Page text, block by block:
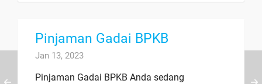
Pinjaman Gadai BPKB
Jan 13, 2023
Pinjaman Gadai BPKB Anda sedang